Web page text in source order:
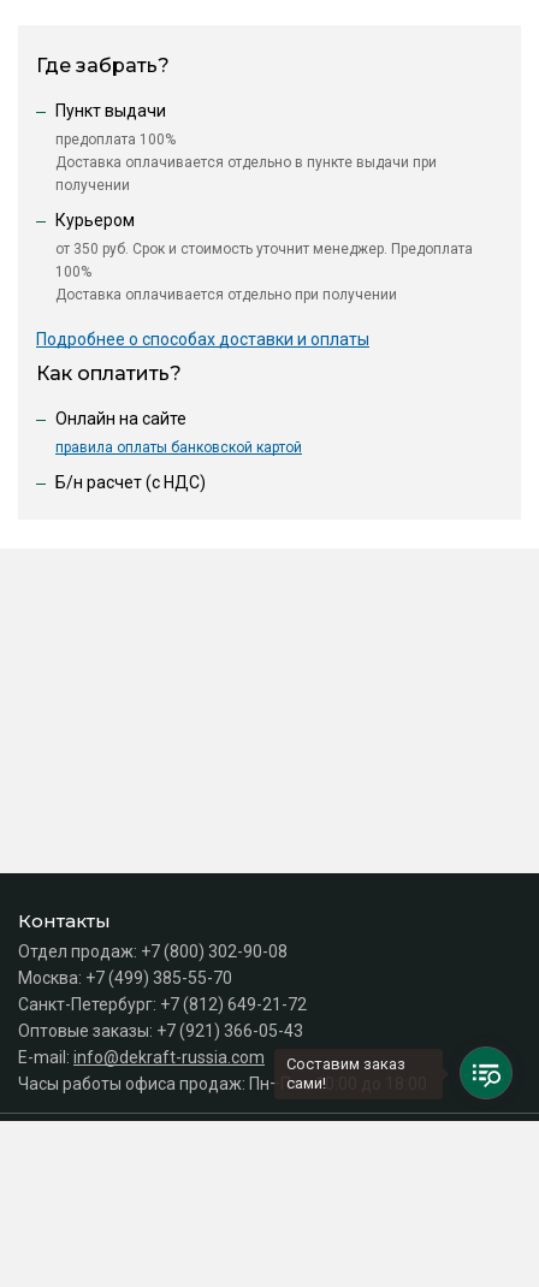
Где забрать?
Пункт выдачи
предоплата 100%
Доставка оплачивается отдельно в пункте выдачи при
получении
Курьером
от 350 руб. Срок и стоимость уточнит менеджер. Предоплата
100%
Доставка оплачивается отдельно при получении
Подробнее о способах доставки и оплаты
Как оплатить?
Онлайн на сайте
правила оплаты банковской картой
Б/н расчет (c НДС)
Контакты
Отдел продаж: +7 (800) 302-90-08
Москва: +7 (499) 385-55-70
Санкт-Петербург: +7 (812) 649-21-72
Оптовые заказы: +7 (921) 366-05-43
E-mail: info@dekraft-russia.com
Часы работы офиса продаж: Пн–Пт с 10:00 до 18:00
Составим заказ
сами!